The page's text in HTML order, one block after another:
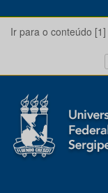
Ir para o conteúdo [1]